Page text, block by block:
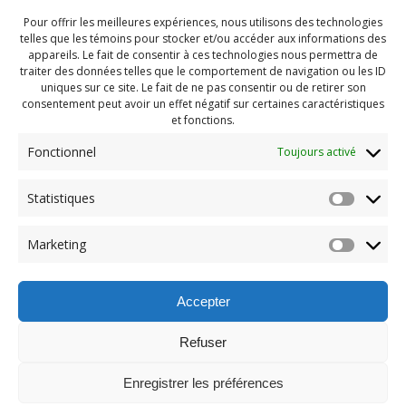
Pour offrir les meilleures expériences, nous utilisons des technologies
telles que les témoins pour stocker et/ou accéder aux informations des
appareils. Le fait de consentir à ces technologies nous permettra de
traiter des données telles que le comportement de navigation ou les ID
uniques sur ce site. Le fait de ne pas consentir ou de retirer son
consentement peut avoir un effet négatif sur certaines caractéristiques
et fonctions.
Fonctionnel Toujours activé
Statistiques
Marketing
Accepter
Refuser
Enregistrer les préférences
Navigation
de
l'article
Previous
Atelier horreur 2022 (12)
© 2026 Maison des Jeunes de Boucherville.